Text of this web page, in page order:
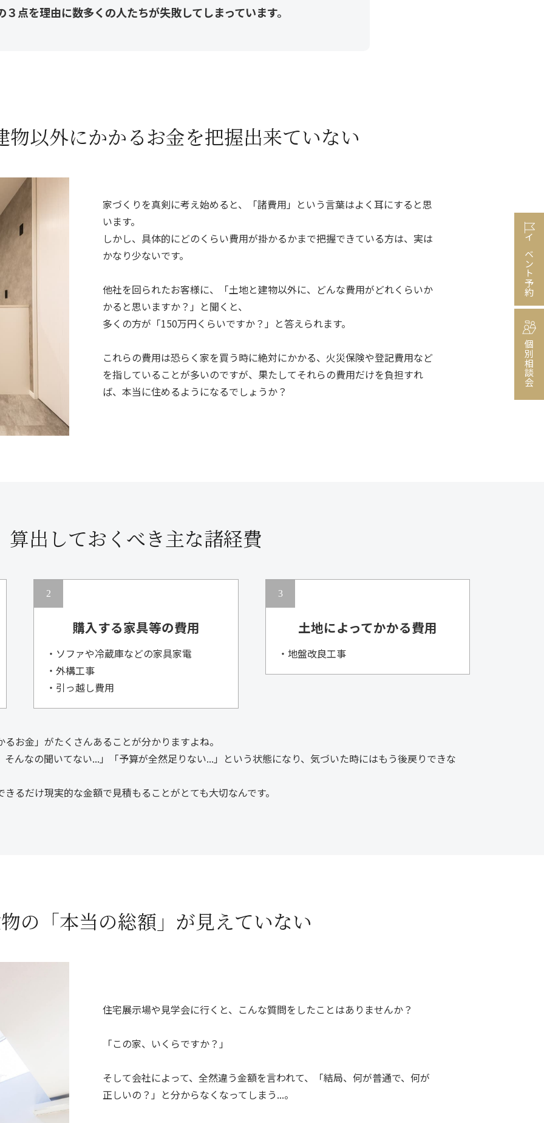
３点を理由に数多くの人たちが失敗してしまっています。
物以外にかかるお金を把握出来ていない
家づくりを真剣に考え始めると、「諸費用」という言葉はよく耳にすると思
います。
しかし、具体的にどのくらい費用が掛かるかまで把握できている方は、実は
かなり少ないです。
他社を回られたお客様に、「土地と建物以外に、どんな費用がどれくらいか
かると思いますか？」と聞くと、
多くの方が「150万円くらいですか？」と答えられます。
これらの費用は恐らく家を買う時に絶対にかかる、火災保険や登記費用など
を指していることが多いのですが、果たしてそれらの費用だけを負担すれ
ば、本当に住めるようになるでしょうか？
算出しておくべき主な諸経費
購入する家具等の費用
・ソファや冷蔵庫などの家具家電
・外構工事
・引っ越し費用
土地によってかかる費用
・地盤改良工事
お金」がたくさんあることが分かりますよね。
んなの聞いてない...」「予算が全然足りない...」という状態になり、気づいた時にはもう後戻りできな
るだけ現実的な金額で見積もることがとても大切なんです。
の「本当の総額」 が見えていない
住宅展示場や見学会に行くと、こんな質問をしたことはありませんか？
「この家、いくらですか？」
そして会社によって、全然違う金額を言われて、「結局、何が普通で、何が
正しいの？」と分からなくなってしまう...。
イベント予約
個別相談会